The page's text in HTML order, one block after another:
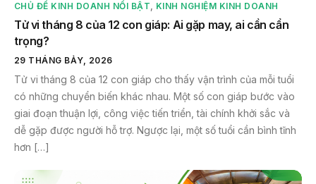
CHỦ ĐỀ KINH DOANH NỔI BẬT, KINH NGHIỆM KINH DOANH
Tử vi tháng 8 của 12 con giáp: Ai gặp may, ai cần cẩn
trọng?
29 THÁNG BẢY, 2026
Tử vi tháng 8 của 12 con giáp cho thấy vận trình của mỗi tuổi
có những chuyển biến khác nhau. Một số con giáp bước vào
giai đoạn thuận lợi, công việc tiến triển, tài chính khởi sắc và
dễ gặp được người hỗ trợ. Ngược lại, một số tuổi cần bình tĩnh
hơn […]